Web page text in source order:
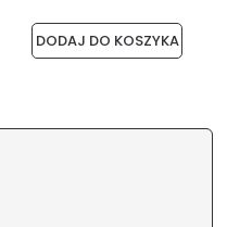
DODAJ DO KOSZYKA